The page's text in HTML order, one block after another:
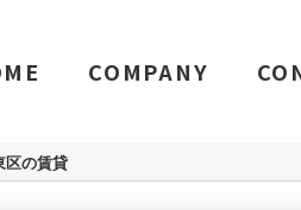
COMPANY
区の賃貸